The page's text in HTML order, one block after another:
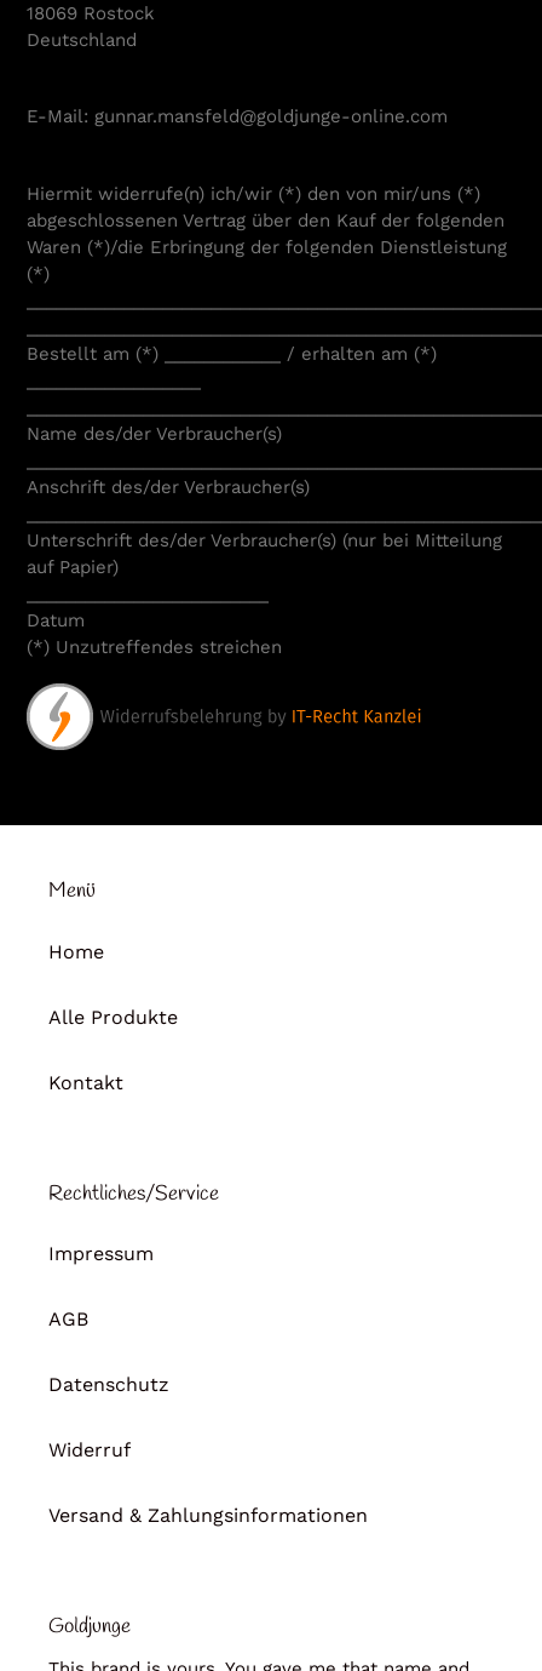
18069 Rostock
Deutschland
E-Mail: gunnar.mansfeld@goldjunge-online.com
Hiermit widerrufe(n) ich/wir (*) den von mir/uns (*)
abgeschlossenen Vertrag über den Kauf der folgenden
Waren (*)/die Erbringung der folgenden Dienstleistung
(*)
Bestellt am (*) ____________ / erhalten am (*)
Name des/der Verbraucher(s)
Anschrift des/der Verbraucher(s)
Unterschrift des/der Verbraucher(s) (nur bei Mitteilung
auf Papier)
Datum
(*) Unzutreffendes streichen
Menü
Home
Alle Produkte
Kontakt
Rechtliches/Service
Impressum
AGB
Datenschutz
Widerruf
Versand & Zahlungsinformationen
Goldjunge